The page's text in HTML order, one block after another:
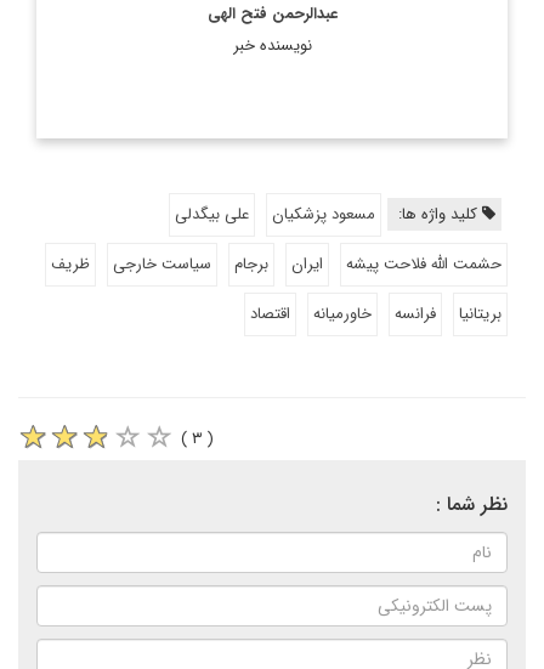
عبدالرحمن فتح الهی
نویسنده خبر
کلید واژه ها: مسعود پزشکیان
علی بیگدلی
حشمت الله فلاحت پیشه
ایران برجام سیاست خارجی
ظریف
بریتانیا
فرانسه خاورمیانه اقتصاد
( ۳ )
نظر شما :